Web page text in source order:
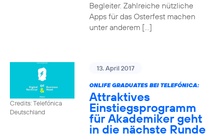
Begleiter. Zahlreiche nützliche
Apps für das Osterfest machen
unter anderem […]
Credits: Telefónica
Deutschland
13. April 2017
ONLIFE GRADUATES BEI TELEFÓNICA:
Attraktives
Einstiegsprogramm
für Akademiker geht
in die nächste Runde